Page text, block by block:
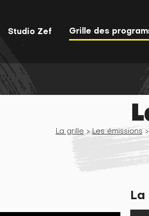
Studio Zef Grille des
La grille > Les émissions >